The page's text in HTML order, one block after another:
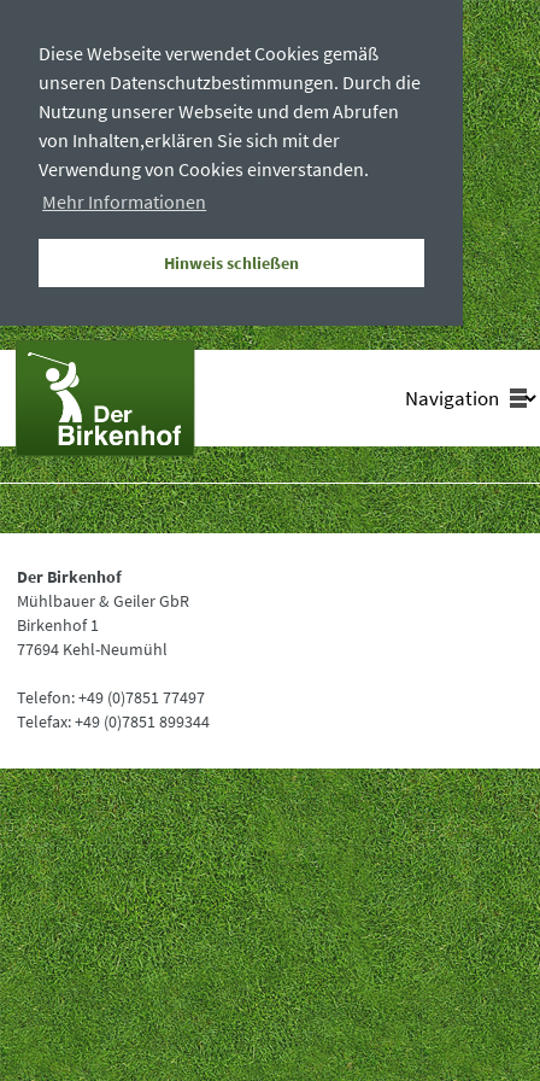
Diese Webseite verwendet Cookies gemäß
unseren Datenschutzbestimmungen. Durch die
Nutzung unserer Webseite und dem Abrufen
von Inhalten,erklären Sie sich mit der
Verwendung von Cookies einverstanden.
Mehr Informationen
Hinweis schließen
Der Birkenhof
Mühlbauer & Geiler GbR
Birkenhof 1
77694 Kehl-Neumühl
Telefon: +49 (0)7851 77497
Telefax: +49 (0)7851 899344